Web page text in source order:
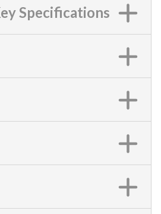
Specifications